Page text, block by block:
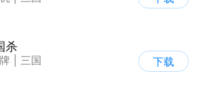
杀
三国
下载